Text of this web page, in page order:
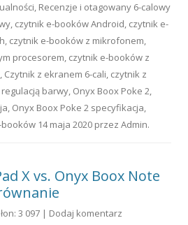
, Recenzje i otagowany 6-calowy
, czytnik e-booków Android, czytnik e-
, czytnik e-booków z mikrofonem,
procesorem, czytnik e-booków z
, Czytnik z ekranem 6-cali, czytnik z
barwy, Onyx Boox Poke 2,
, Onyx Boox Poke 2 specyfikacja,
14 maja 2020 przez Admin.
X vs. Onyx Boox Note
3 097 | Dodaj komentarz